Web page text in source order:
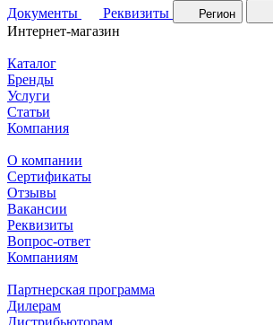
Документы
Реквизиты Регион
Интернет-магазин
Каталог
Бренды
Услуги
Статьи
Компания
О компании
Сертификаты
Отзывы
Вакансии
Реквизиты
Вопрос-ответ
Компаниям
Партнерская программа
Дилерам
Дистрибьюторам